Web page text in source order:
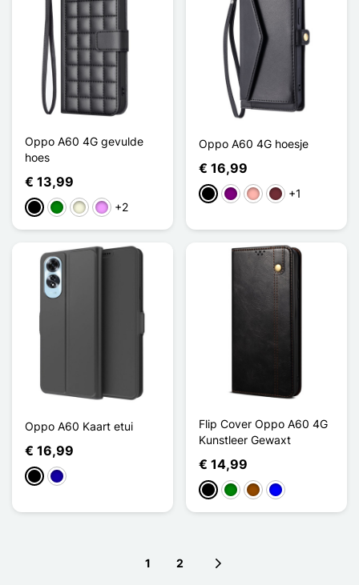
Oppo A60 4G gevulde
hoes
€ 13,99
ZwartGroenBeigeLicht Violet
+2
Oppo A60 4G hoesje
€ 16,99
ZwartPurperRose Goud
Rouge Vin
+1
Oppo A60 Kaart etui
€ 16,99
ZwartDonkerblauw
Flip Cover Oppo A60 4G
Kunstleer Gewaxt
€ 14,99
ZwartGroenBruinBlauw
1 2